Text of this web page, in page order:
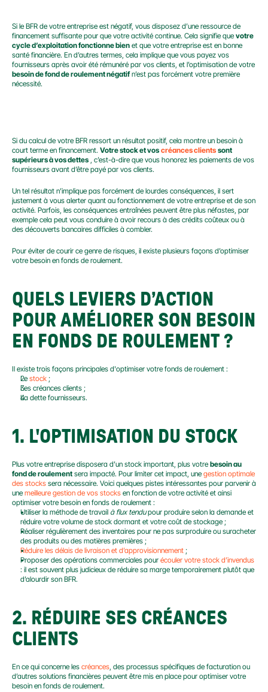
Si le BFR de votre entreprise est négatif, vous disposez d’une ressource de
financement suffisante pour que votre activité continue. Cela signifie que votre
cycle d’exploitation fonctionne bien et que votre entreprise est en bonne
santé financière. En d’autres termes, cela implique que vous payez vos
besoin de fond de roulement négatif n’est pas forcément votre première
nécessité.
Si du calcul de votre BFR ressort un résultat positif, cela montre un besoin à
court terme en financement. Votre stock et vos créances clients sont
supérieurs à vos dettes , c’est-à-dire que vous honorez les paiements de vos
fournisseurs avant d’être payé par vos clients.
Un tel résultat n’implique pas forcément de lourdes conséquences, il sert
justement à vous alerter quant au fonctionnement de votre entreprise et de son
activité. Parfois, les conséquences entraînées peuvent être plus néfastes, par
exemple cela peut vous conduire à avoir recours à des crédits coûteux ou à
des découverts bancaires difficiles à combler.
Pour éviter de courir ce genre de risques, il existe plusieurs façons d’optimiser
votre besoin en fonds de roulement.
QUELS LEVIERS D’ACTION
POUR AMÉLIORER SON BESOIN
EN FONDS DE ROULEMENT ?
Il existe trois façons principales d'optimiser votre fonds de roulement :
Le stock ;
Les créances clients ;
La dette fournisseurs.
1. L'OPTIMISATION DU STOCK
Plus votre entreprise disposera d’un stock important, plus votre besoin au
fond de roulement sera impacté. Pour limiter cet impact, une gestion optimale
des stocks sera nécessaire. Voici quelques pistes intéressantes pour parvenir à
une meilleure gestion de vos stocks en fonction de votre activité et ainsi
optimiser votre besoin en fonds de roulement :
Utiliser la méthode de travail à flux tendu pour produire selon la demande et
réduire votre volume de stock dormant et votre coût de stockage ;
Réaliser régulièrement des inventaires pour ne pas surproduire ou suracheter
des produits ou des matières premières ;
Réduire les délais de livraison et d’approvisionnement ;
Proposer des opérations commerciales pour écouler votre stock d’invendus
: il est souvent plus judicieux de réduire sa marge temporairement plutôt que
d’alourdir son BFR.
2. RÉDUIRE SES CRÉANCES
CLIENTS
En ce qui concerne les créances , des processus spécifiques de facturation ou
d’autres solutions financières peuvent être mis en place pour optimiser votre
besoin en fonds de roulement.